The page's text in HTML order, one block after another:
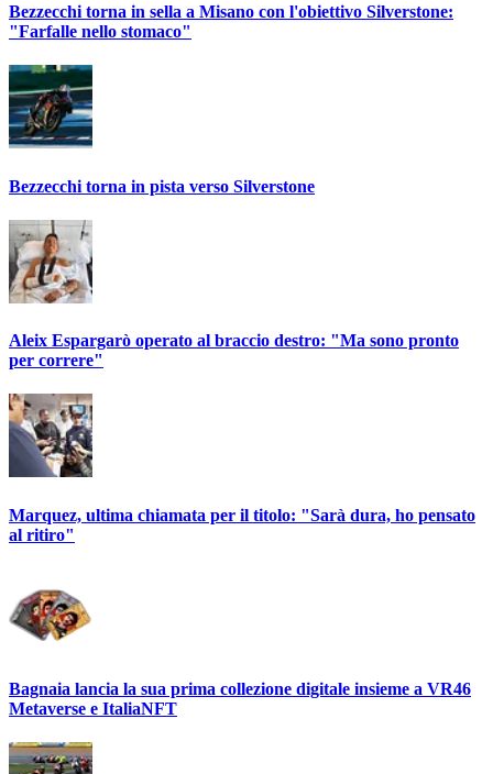
Bezzecchi torna in sella a Misano con l'obiettivo Silverstone:
"Farfalle nello stomaco"
Bezzecchi torna in pista verso Silverstone
Aleix Espargarò operato al braccio destro: "Ma sono pronto
per correre"
Marquez, ultima chiamata per il titolo: "Sarà dura, ho pensato
al ritiro"
Bagnaia lancia la sua prima collezione digitale insieme a VR46
Metaverse e ItaliaNFT